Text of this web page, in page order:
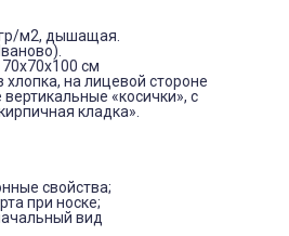
гр/м2, дышащая.
см
на лицевой стороне
«косички», с
кладка».
свойства;
при носке;
вид